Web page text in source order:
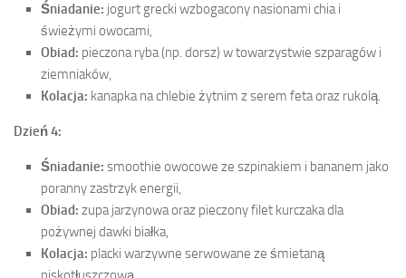
Śniadanie: jogurt grecki wzbogacony nasionami chia i
świeżymi owocami,
Obiad: pieczona ryba (np. dorsz) w towarzystwie szparagów i
ziemniaków,
Kolacja: kanapka na chlebie żytnim z serem feta oraz rukolą.
Dzień 4:
Śniadanie: smoothie owocowe ze szpinakiem i bananem jako
poranny zastrzyk energii,
Obiad: zupa jarzynowa oraz pieczony filet kurczaka dla
pożywnej dawki białka,
Kolacja: placki warzywne serwowane ze śmietaną